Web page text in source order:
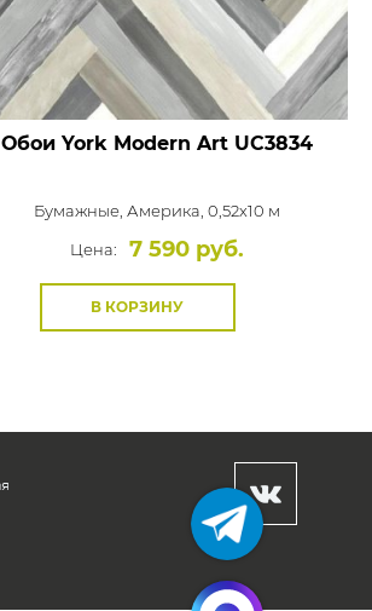
Обои York Modern ArtUC3834
Бумажные, Америка, 0,52x10 м
Цена:
7 590 руб.
В КОРЗИНУ